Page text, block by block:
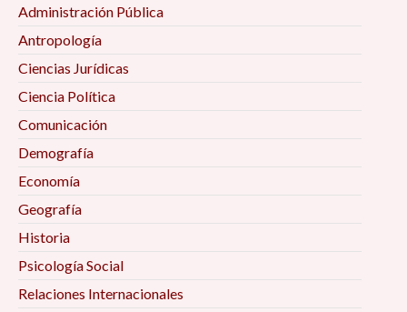
Administración Pública
Antropología
Ciencias Jurídicas
Ciencia Política
Comunicación
Demografía
Economía
Geografía
Historia
Psicología Social
Relaciones Internacionales